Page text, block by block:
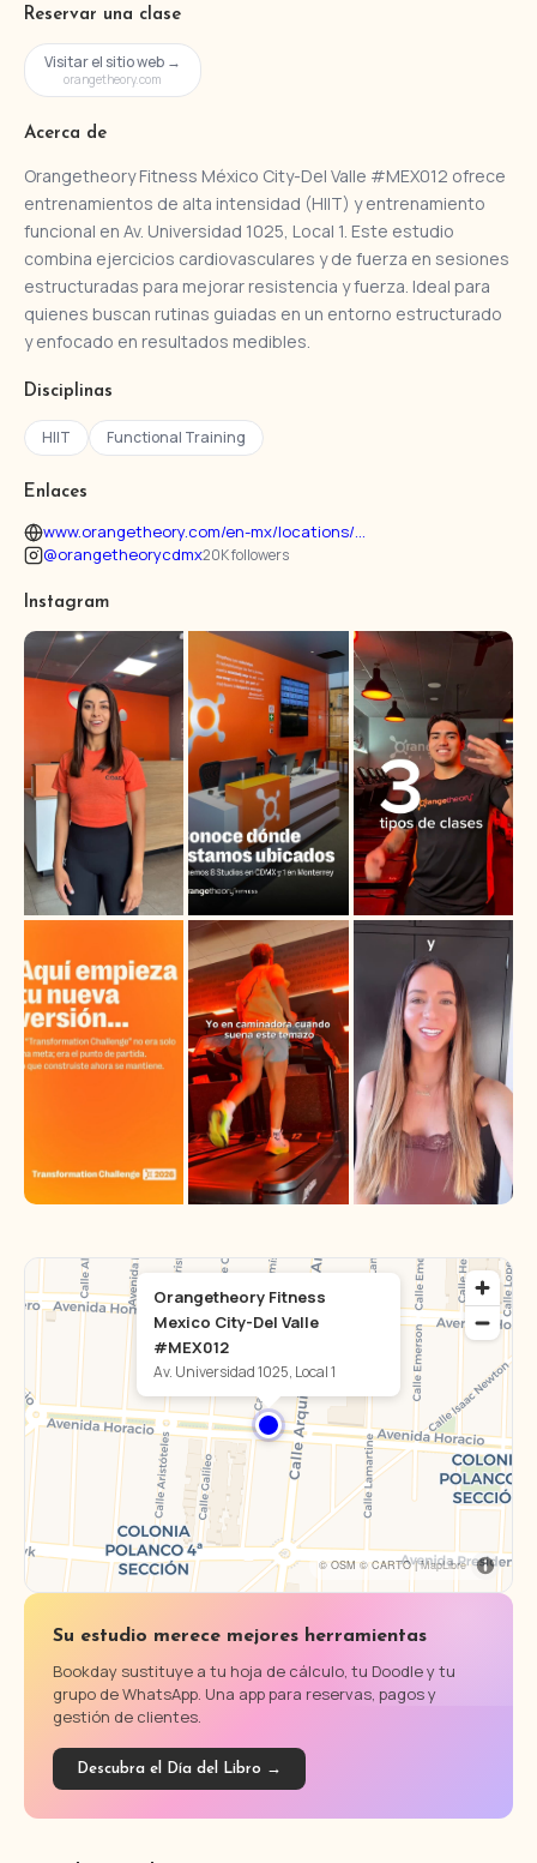
Reservar una clase
Visitar el sitio web →
orangetheory.com
Acerca de
Orangetheory Fitness México City-Del Valle #MEX012 ofrece
entrenamientos de alta intensidad (HIIT) y entrenamiento
funcional en Av. Universidad 1025, Local 1. Este estudio
combina ejercicios cardiovasculares y de fuerza en sesiones
estructuradas para mejorar resistencia y fuerza. Ideal para
quienes buscan rutinas guiadas en un entorno estructurado
y enfocado en resultados medibles.
Disciplinas
HIIT Functional Training
Enlaces
www.orangetheory.com/en-mx/locations/...
@orangetheorycdmx20K followers
Instagram
© OSM © CARTO |MapLibre
Orangetheory Fitness
Mexico City-Del Valle
#MEX012
Av. Universidad 1025, Local 1
Su estudio merece mejores herramientas
Bookday sustituye a tu hoja de cálculo, tu Doodle y tu
grupo de WhatsApp. Una app para reservas, pagos y
gestión de clientes.
Descubra el Día del Libro →